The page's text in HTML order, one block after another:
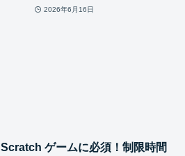
2026年6月16日
Scratch ゲームに必須！制限時間